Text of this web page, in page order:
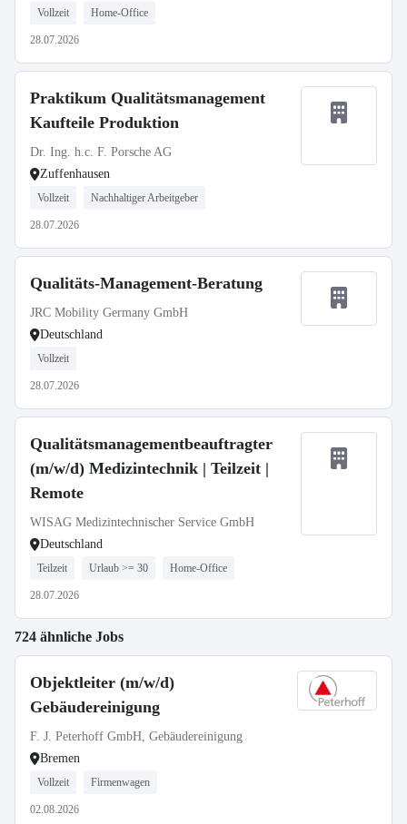
Vollzeit Home-Office
28.07.2026
Praktikum Qualitätsmanagement
Kaufteile Produktion
Dr. Ing. h.c. F. Porsche AG
Zuffenhausen
Vollzeit Nachhaltiger Arbeitgeber
28.07.2026
Qualitäts-Management-Beratung
JRC Mobility Germany GmbH
Deutschland
Vollzeit
28.07.2026
Qualitätsmanagementbeauftragter
(m/w/d) Medizintechnik | Teilzeit |
Remote
WISAG Medizintechnischer Service GmbH
Deutschland
Teilzeit Urlaub >= 30 Home-Office
28.07.2026
724 ähnliche Jobs
Objektleiter (m/w/d)
Gebäudereinigung
F. J. Peterhoff GmbH, Gebäudereinigung
Bremen
Vollzeit Firmenwagen
02.08.2026